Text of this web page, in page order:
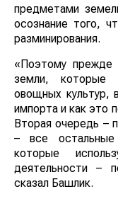
предметами
осознание того,
разминирования.
«Поэтому прежде
земли, которые
овощных культур,
импорта и как это
Вторая очередь –
– все остальные
которые
деятельности –
сказал Башлик.